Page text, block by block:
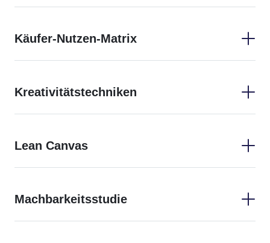
Käufer-Nutzen-Matrix
Journey
Kreativitätstechniken
Lean Canvas
Machbarkeitsstudie